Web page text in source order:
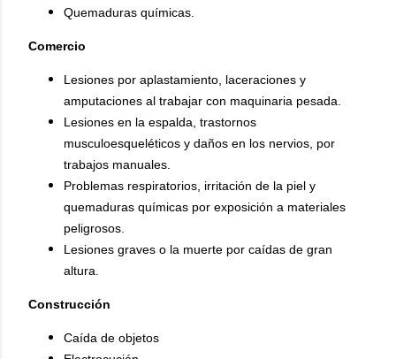
Quemaduras químicas.
Comercio
Lesiones por aplastamiento, laceraciones y
amputaciones al trabajar con maquinaria pesada.
Lesiones en la espalda, trastornos
musculoesqueléticos y daños en los nervios, por
trabajos manuales.
Problemas respiratorios, irritación de la piel y
quemaduras químicas por exposición a materiales
peligrosos.
Lesiones graves o la muerte por caídas de gran
altura.
Construcción
Caída de objetos